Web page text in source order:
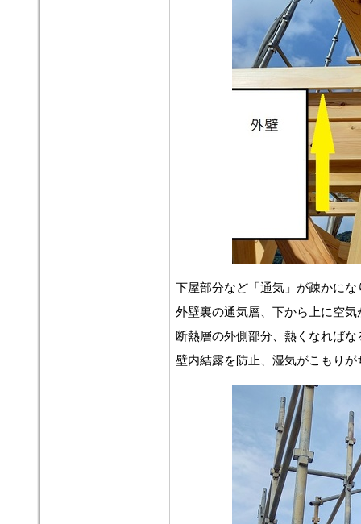
下屋部分など「通気」が疎かに
外壁裏の通気層、下から上に空
断熱層の外側部分、熱くなれば
壁内結露を防止、湿気がこもり